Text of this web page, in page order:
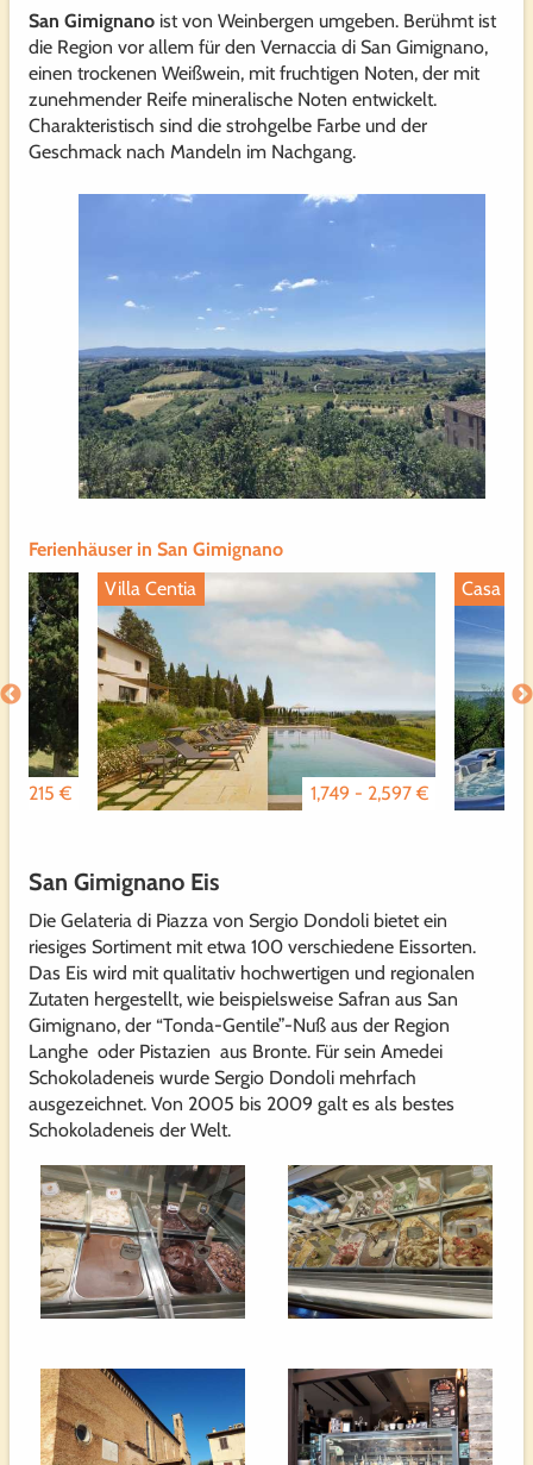
San Gimignano ist von Weinbergen umgeben. Berühmt ist
die Region vor allem für den Vernaccia di San Gimignano,
einen trockenen Weißwein, mit fruchtigen Noten, der mit
zunehmender Reife mineralische Noten entwickelt.
Charakteristisch sind die strohgelbe Farbe und der
Geschmack nach Mandeln im Nachgang.
Ferienhäuser in San Gimignano
- 215 €
Villa Centia
1,749 - 2,597 €
Casa
San Gimignano Eis
Die Gelateria di Piazza von Sergio Dondoli bietet ein
riesiges Sortiment mit etwa 100 verschiedene Eissorten.
Das Eis wird mit qualitativ hochwertigen und regionalen
Zutaten hergestellt, wie beispielsweise Safran aus San
Gimignano, der “Tonda-Gentile”-Nuß aus der Region
Langhe oder Pistazien aus Bronte. Für sein Amedei
Schokoladeneis wurde Sergio Dondoli mehrfach
ausgezeichnet. Von 2005 bis 2009 galt es als bestes
Schokoladeneis der Welt.